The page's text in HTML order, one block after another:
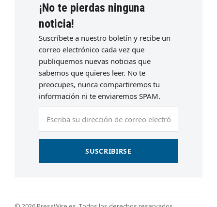
¡No te pierdas ninguna
noticia!
Suscríbete a nuestro boletín y recibe un
correo electrónico cada vez que
publiquemos nuevas noticias que
sabemos que quieres leer. No te
preocupes, nunca compartiremos tu
información ni te enviaremos SPAM.
SUSCRIBIRSE